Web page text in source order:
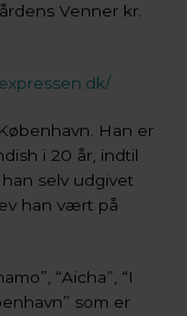
Venner kr.
Han er
i 20 år, indtil
selv udgivet
han vært på
“Aicha”, “I
som er